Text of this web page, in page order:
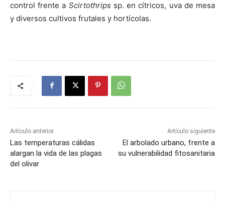
control frente a Scirtothrips sp. en cítricos, uva de mesa
y diversos cultivos frutales y hortícolas.
Artículo anterior
Las temperaturas cálidas
alargan la vida de las plagas
del olivar
Artículo siguiente
El arbolado urbano, frente a
su vulnerabilidad fitosanitaria